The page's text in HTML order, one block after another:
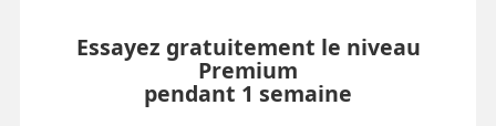
Essayez gratuitement le niveau
Premium
pendant 1 semaine